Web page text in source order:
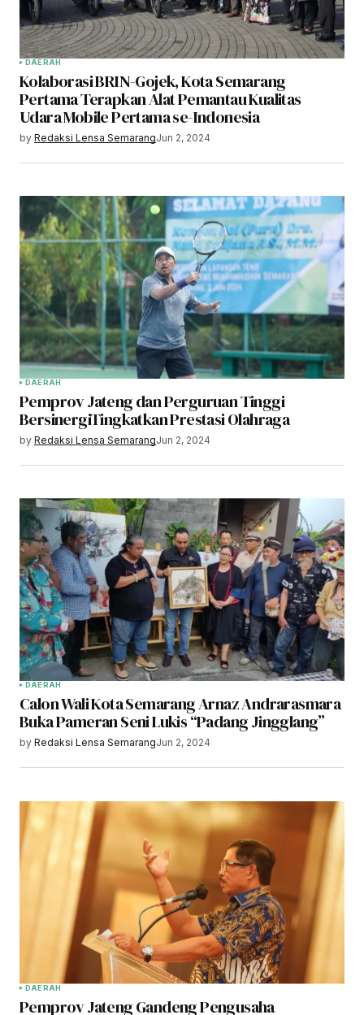
DAERAH
Kolaborasi BRIN-Gojek, Kota Semarang
Pertama Terapkan Alat Pemantau Kualitas
Udara Mobile Pertama se-Indonesia
by Redaksi Lensa SemarangJun 2, 2024
DAERAH
Pemprov Jateng dan Perguruan Tinggi
BersinergiTingkatkan Prestasi Olahraga
by Redaksi Lensa SemarangJun 2, 2024
DAERAH
Calon Wali Kota Semarang Arnaz Andrarasmara
Buka Pameran Seni Lukis “Padang Jingglang”
by Redaksi Lensa SemarangJun 2, 2024
DAERAH
Pemprov Jateng Gandeng Pengusaha